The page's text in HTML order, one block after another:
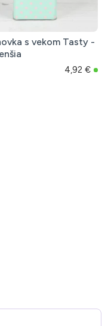
s vekom Tasty -
4,92 €